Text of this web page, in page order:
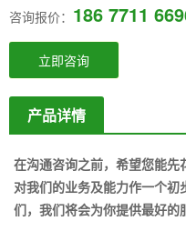
咨询报价： 186 7711
立即咨询
产品详情
在沟通咨询之前，希望您能先
对我们的业务及能力作一个
们，我们将会为你提供最好的